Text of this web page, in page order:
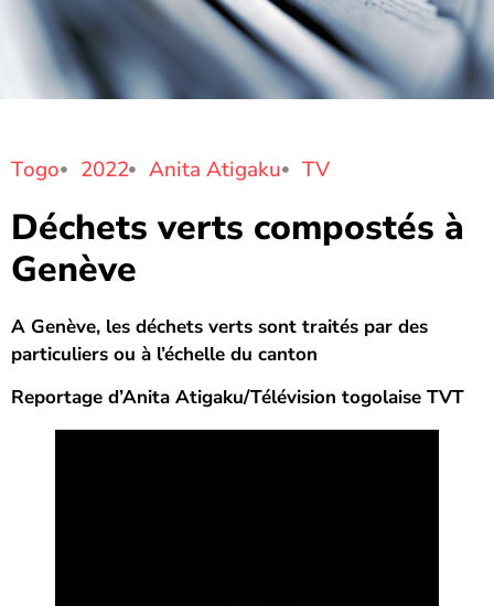
Togo 2022 Anita Atigaku TV
Déchets verts compostés à
Genève
A Genève, les déchets verts sont traités par des
particuliers ou à l’échelle du canton
Reportage d’Anita Atigaku/Télévision togolaise TVT